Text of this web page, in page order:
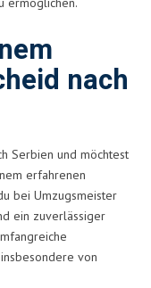
nach
Serbien und möchtest
erfahrenen
bei Umzugsmeister
ein zuverlässiger
von